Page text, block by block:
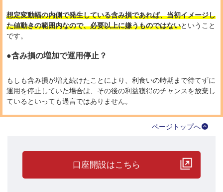
想定変動幅の内側で発生している含み損であれば、当初イメージし
た値動きの範囲内なので、必要以上に嫌うものではないということ
です。
●含み損の増加で運用停止？
もしも含み損が増え続けたことにより、利食いの時期まで待てずに
運用を停止していた場合は、その後の利益獲得のチャンスを放棄し
ているといっても過言ではありません。
ページトップへ
口座開設はこちら